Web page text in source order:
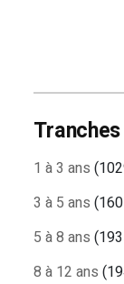
Tranches
1 à 3 ans
3 à 5 ans
5 à 8 ans
8 à 12 ans